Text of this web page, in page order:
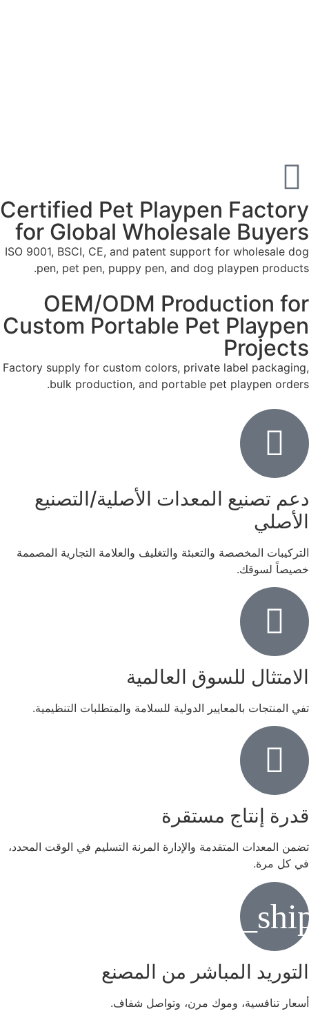
Certified Pet Playpen Factory
for Global Wholesale Buyers
ISO 9001, BSCI, CE, and patent support for wholesale dog
pen, pet pen, puppy pen, and dog playpen products.
OEM/ODM Production for
Custom Portable Pet Playpen
Projects
Factory supply for custom colors, private label packaging,
bulk production, and portable pet playpen orders.
دعم تصنيع المعدات الأصلية/التصنيع
الأصلي
التركيبات المخصصة والتعبئة والتغليف والعلامة التجارية المصممة
خصيصاً لسوقك.
الامتثال للسوق العالمية
تفي المنتجات بالمعايير الدولية للسلامة والمتطلبات التنظيمية.
قدرة إنتاج مستقرة
تضمن المعدات المتقدمة والإدارة المرنة التسليم في الوقت المحدد،
في كل مرة.
التوريد المباشر من المصنع
أسعار تنافسية، وموك مرن، وتواصل شفاف.